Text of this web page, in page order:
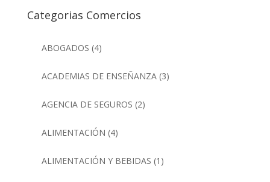
Categorias Comercios
ABOGADOS (4)
ACADEMIAS DE ENSEÑANZA(3)
AGENCIA DE SEGUROS (2)
ALIMENTACIÓN (4)
ALIMENTACIÓN Y BEBIDAS (1)